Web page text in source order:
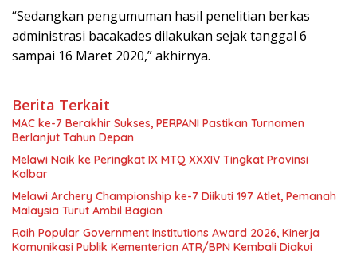
“Sedangkan pengumuman hasil penelitian berkas
administrasi bacakades dilakukan sejak tanggal 6
sampai 16 Maret 2020,” akhirnya.
Berita Terkait
MAC ke-7 Berakhir Sukses, PERPANI Pastikan Turnamen
Berlanjut Tahun Depan
Melawi Naik ke Peringkat IX MTQ XXXIV Tingkat Provinsi
Kalbar
Melawi Archery Championship ke-7 Diikuti 197 Atlet, Pemanah
Malaysia Turut Ambil Bagian
Raih Popular Government Institutions Award 2026, Kinerja
Komunikasi Publik Kementerian ATR/BPN Kembali Diakui